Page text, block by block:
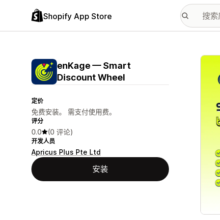
Shopify App Store
enKage — Smart
Discount Wheel
定价
免费安装。 需支付使用费。
评分
0.0 (0 评论)
开发人员
Apricus Plus Pte Ltd
安装
配图